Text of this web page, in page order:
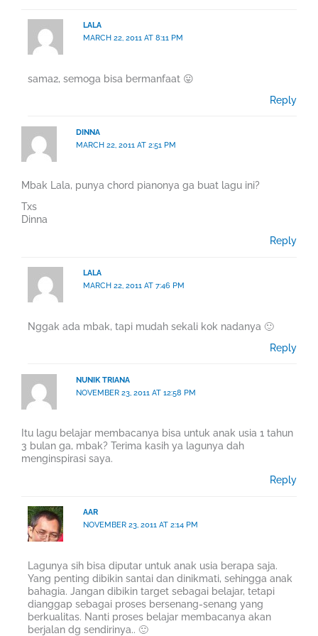
LALA
MARCH 22, 2011 AT 8:11 PM
sama2, semoga bisa bermanfaat 😛
Reply
DINNA
MARCH 22, 2011 AT 2:51 PM
Mbak Lala, punya chord pianonya ga buat lagu ini?
Txs
Dinna
Reply
LALA
MARCH 22, 2011 AT 7:46 PM
Nggak ada mbak, tapi mudah sekali kok nadanya 🙂
Reply
NUNIK TRIANA
NOVEMBER 23, 2011 AT 12:58 PM
Itu lagu belajar membacanya bisa untuk anak usia 1 tahun
3 bulan ga, mbak? Terima kasih ya lagunya dah
menginspirasi saya.
Reply
AAR
NOVEMBER 23, 2011 AT 2:14 PM
Lagunya sih bisa diputar untuk anak usia berapa saja.
Yang penting dibikin santai dan dinikmati, sehingga anak
bahagia. Jangan dibikin target sebagai belajar, tetapi
dianggap sebagai proses bersenang-senang yang
berkualitas. Nanti proses belajar membacanya akan
berjalan dg sendirinya.. 🙂